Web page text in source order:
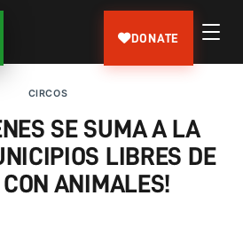
DONATE
CIRCOS
SE SUMA A LA
LIBRES DE
ANIMALES!